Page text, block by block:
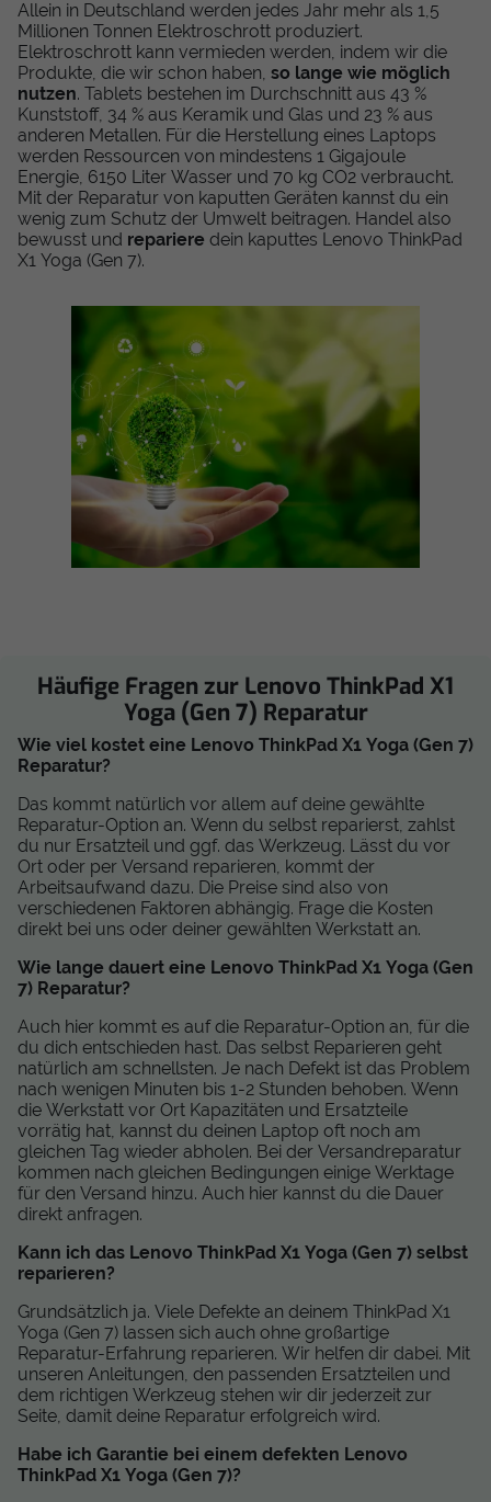
Allein in Deutschland werden jedes Jahr mehr als 1,5
Millionen Tonnen Elektroschrott produziert.
Elektroschrott kann vermieden werden, indem wir die
Produkte, die wir schon haben, so lange wie möglich
nutzen. Tablets bestehen im Durchschnitt aus 43 %
Kunststoff, 34 % aus Keramik und Glas und 23 % aus
anderen Metallen. Für die Herstellung eines Laptops
werden Ressourcen von mindestens 1 Gigajoule
Energie, 6150 Liter Wasser und 70 kg CO2 verbraucht.
Mit der Reparatur von kaputten Geräten kannst du ein
wenig zum Schutz der Umwelt beitragen. Handel also
bewusst und repariere dein kaputtes Lenovo ThinkPad
X1 Yoga (Gen 7).
Häufige Fragen zur Lenovo ThinkPad X1
Yoga (Gen 7) Reparatur
Wie viel kostet eine Lenovo ThinkPad X1 Yoga (Gen 7)
Reparatur?
Das kommt natürlich vor allem auf deine gewählte
Reparatur-Option an. Wenn du selbst reparierst, zahlst
du nur Ersatzteil und ggf. das Werkzeug. Lässt du vor
Ort oder per Versand reparieren, kommt der
Arbeitsaufwand dazu. Die Preise sind also von
verschiedenen Faktoren abhängig. Frage die Kosten
direkt bei uns oder deiner gewählten Werkstatt an.
Wie lange dauert eine Lenovo ThinkPad X1 Yoga (Gen
7) Reparatur?
Auch hier kommt es auf die Reparatur-Option an, für die
du dich entschieden hast. Das selbst Reparieren geht
natürlich am schnellsten. Je nach Defekt ist das Problem
nach wenigen Minuten bis 1-2 Stunden behoben. Wenn
die Werkstatt vor Ort Kapazitäten und Ersatzteile
vorrätig hat, kannst du deinen Laptop oft noch am
gleichen Tag wieder abholen. Bei der Versandreparatur
kommen nach gleichen Bedingungen einige Werktage
für den Versand hinzu. Auch hier kannst du die Dauer
direkt anfragen.
Kann ich das Lenovo ThinkPad X1 Yoga (Gen 7) selbst
reparieren?
Grundsätzlich ja. Viele Defekte an deinem ThinkPad X1
Yoga (Gen 7) lassen sich auch ohne großartige
Reparatur-Erfahrung reparieren. Wir helfen dir dabei. Mit
unseren Anleitungen, den passenden Ersatzteilen und
dem richtigen Werkzeug stehen wir dir jederzeit zur
Seite, damit deine Reparatur erfolgreich wird.
Habe ich Garantie bei einem defekten Lenovo
ThinkPad X1 Yoga (Gen 7)?